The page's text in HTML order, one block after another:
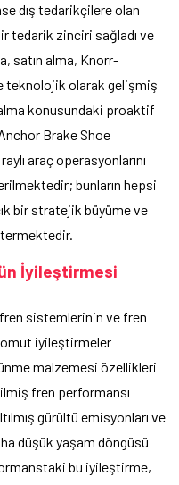
dış tedarikçilere olan
tedarik zinciri sağladı ve
satın alma, Knorr-
teknolojik olarak gelişmiş
konusundaki proaktif
Brake Shoe
araç operasyonlarını
bunların hepsi
bir stratejik büyüme ve
İyileştirmesi
fren sistemlerinin ve fren
iyileştirmeler
malzemesi özellikleri
fren performansı
gürültü emisyonları ve
düşük yaşam döngüsü
bu iyileştirme,